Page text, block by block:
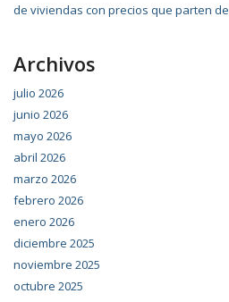
de viviendas con precios que parten
Archivos
julio 2026
junio 2026
mayo 2026
abril 2026
marzo 2026
febrero 2026
enero 2026
diciembre 2025
noviembre 2025
octubre 2025